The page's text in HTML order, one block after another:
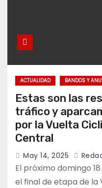
ACTUALIDAD BANDOS Y
Estas son las
tráfico y
por la Vuelta
Central
May 14, 2025
El próximo domingo
el final de etapa de la